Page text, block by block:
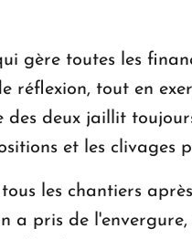
gère toutes les
réflexion, tout en
des deux jaillit
et les clivages
les chantiers
a pris de